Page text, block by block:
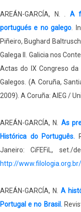
AREÁN-GARCÍA, N. . A
portugués e no galego .
Piñeiro, Bughard
Galega II. Galicia nos
Actas do IX Congreso da
Galegos. (A Coruña,
2009). A Coruña: AIEG /
AREÁN-GARCÍA, N. As
Histórica do Português.
Janeiro: CiFEFiL,
http://
AREÁN-GARCÍA, N. A
Portugal e no Brasil.